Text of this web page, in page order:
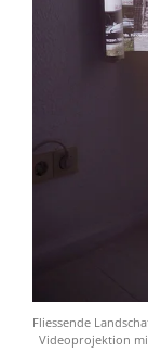
Fliessende
Videoprojektion